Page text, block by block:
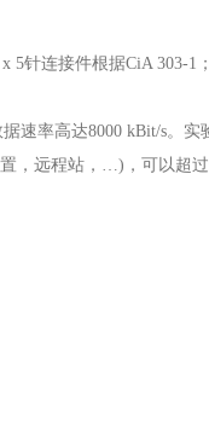
件根据CiA 303-1；
数据速率高达8000
远程站，…)，可以超过